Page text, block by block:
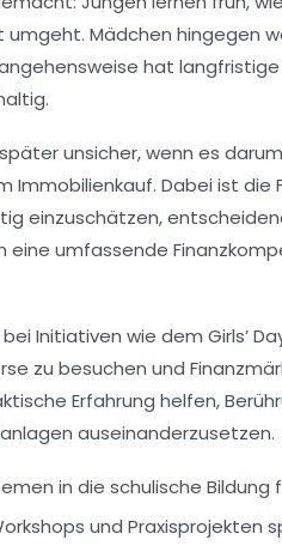
Mädchen hingegen
hat
unsicher, wenn es
Immobilienkauf. Dabei ist die
einzuschätzen,
eine umfassende
Initiativen wie dem Girls’
zu besuchen und
Erfahrung helfen,
auseinanderzusetzen.
in die schulische Bildung
und Praxisprojekten